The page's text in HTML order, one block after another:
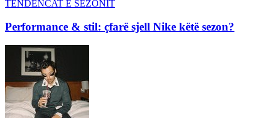
TENDENCAT E SEZONIT
Performance & stil: çfarë sjell Nike këtë sezon?